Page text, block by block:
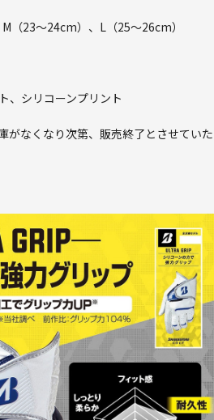
（23～24cm）、L（25～26cm）
、シリコーンプリント
がなくなり次第、販売終了とさせていた